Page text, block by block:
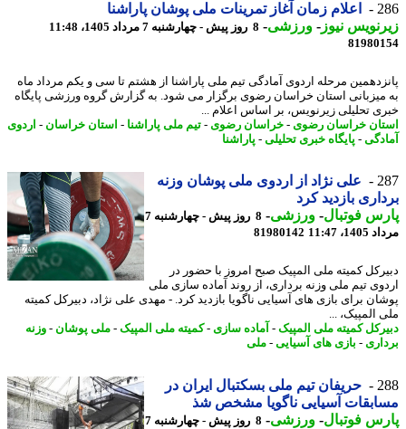
اعلام زمان آغاز تمرینات ملی پوشان پاراشنا
نیوز-ورزشی-8 روز پیش - چهارشنبه 7 مرداد 1405، 11:48
مرحله اردوی آمادگی تیم ملی پاراشنا از هشتم تا سی و یکم مرداد ماه
استان خراسان رضوی برگزار می شود. به گزارش گروه ورزشی پایگاه
تحلیلی زیرنویس، بر اساس اعلام ...
خراسان رضوی-خراسان رضوی-تیم ملی پاراشنا -استان خراسان-اردوی
-پایگاه خبری تحلیلی-پاراشنا
علی نژاد از اردوی ملی پوشان وزنه
بازدید کرد
فوتبال-ورزشی-
8 روز پیش - چهارشنبه 7
11:47
81980142
کمیته ملی المپیک صبح امروز با حضور در
تیم ملی وزنه برداری، از روند آماده سازی ملی
برای بازی های آسیایی ناگویا بازدید کرد. - مهدی علی نژاد، دبیرکل کمیته
المپیک، ...
کمیته ملی المپیک-آماده سازی- کمیته ملی المپیک-ملی پوشان-وزنه
- بازی های آسیایی-ملی
حریفان تیم ملی بسکتبال ایران در
آسیایی ناگویا مشخص شذ
فوتبال-ورزشی-
8 روز پیش - چهارشنبه 7